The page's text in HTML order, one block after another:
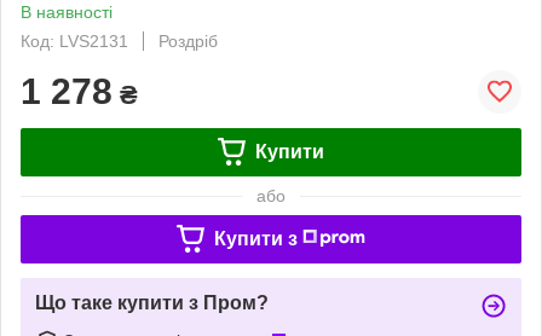
В наявності
Код: LVS2131
Роздріб
1 278 ₴
Купити
або
Купити з
Що таке купити з Пром?